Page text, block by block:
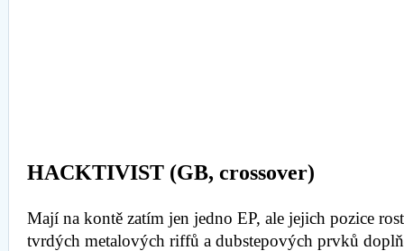
HACKTIVIST (GB, crossover)
Mají na kontě zatím jen jedno EP, ale jejich pozice
tvrdých metalových riffů a dubstepových prvků